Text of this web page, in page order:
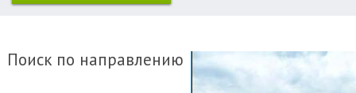
Поиск по направлению